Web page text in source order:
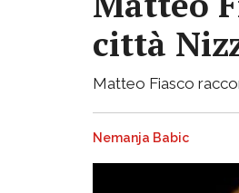
città
Matteo Fiasco
Nemanja Babic